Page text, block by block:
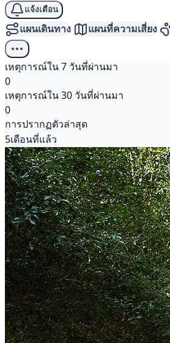
แจ้งเตือน
แผนเดินทาง แผนที่ความเสี่ยง
เหตุการณ์ใน 7 วันที่ผ่านมา
0
เหตุการณ์ใน 30 วันที่ผ่านมา
0
การปรากฏตัวล่าสุด
5เดือนที่แล้ว